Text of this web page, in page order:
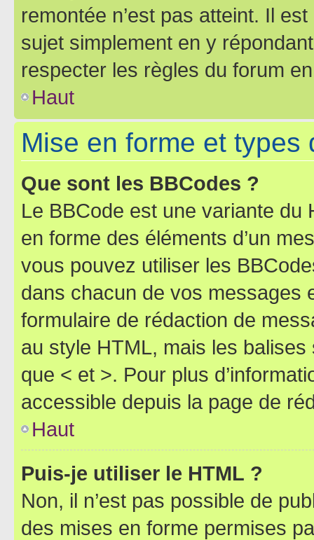
remontée n’est pas atteint. Il
sujet simplement en y
respecter les règles du forum
Haut
Mise en forme et types
Que sont les BBCodes ?
Le BBCode est une variante du
en forme des éléments d’un
vous pouvez utiliser les
dans chacun de vos messages
formulaire de rédaction de
au style HTML, mais les
que < et >. Pour plus
accessible depuis la page de
Haut
Puis-je utiliser le HTML ?
Non, il n’est pas possible de
des mises en forme permises